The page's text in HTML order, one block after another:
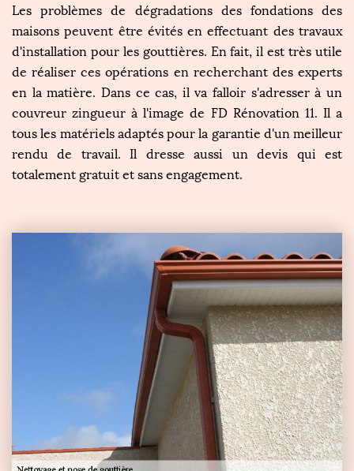
Les problèmes de dégradations des fondations des
maisons peuvent être évités en effectuant des travaux
d'installation pour les gouttières. En fait, il est très utile
de réaliser ces opérations en recherchant des experts
en la matière. Dans ce cas, il va falloir s'adresser à un
couvreur zingueur à l'image de FD Rénovation 11. Il a
tous les matériels adaptés pour la garantie d'un meilleur
rendu de travail. Il dresse aussi un devis qui est
totalement gratuit et sans engagement.